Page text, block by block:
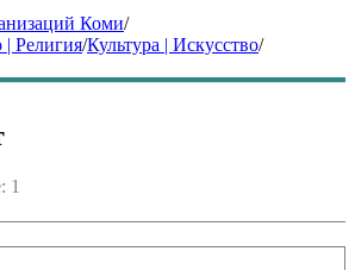
Коми/
| Религия/Культура | Искусство/
1